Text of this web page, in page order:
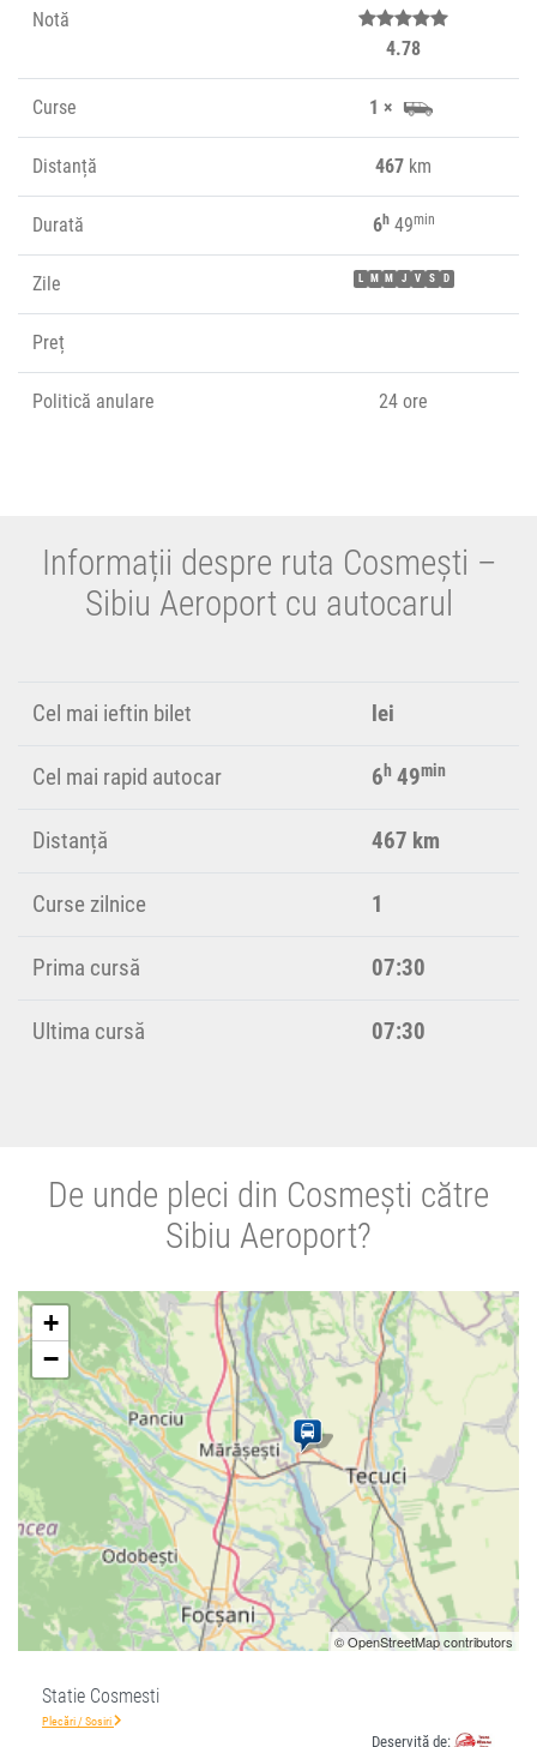
Notă
4.78
Curse 1 ×
Distanță 467 km
Durată 6h49min
Zile L M M J V S D
Preț
Politică anulare 24 ore
Informații despre ruta Cosmești –
Sibiu Aeroport cu autocarul
Cel mai ieftin bilet lei
Cel mai rapid autocar 6h 49min
Distanță 467 km
Curse zilnice 1
Prima cursă 07:30
Ultima cursă 07:30
De unde pleci din Cosmești către
Sibiu Aeroport?
+
−
© OpenStreetMap contributors
Statie Cosmesti
Plecări / Sosiri
Deservită de: